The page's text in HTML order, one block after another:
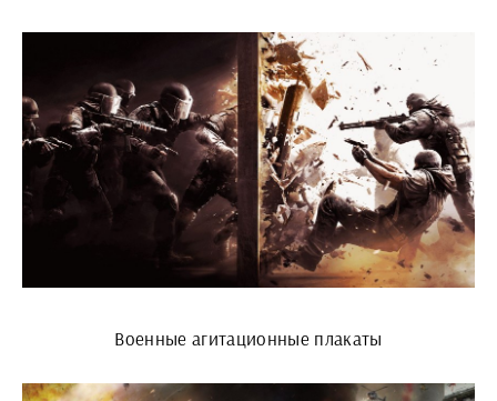
Военные агитационные плакаты